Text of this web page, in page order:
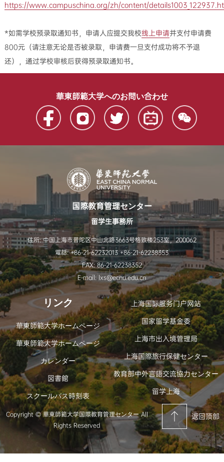
https://www.campuschina.org/zh/content/
*如需学校预录取通知书，申请人应提交我校线上申请并支付申请费
800元（请注意无论是否被录取，申请费一旦支付成功将不予退
还），通过学校审核后获得预录取通知书。
華東師範大学へのお問い合わせ
国際教育管理センター
留学生事務所
住所: 中国上海市普陀区中山北路3663号格致楼253室，200062
電話: +86-21-62232013 +86-21-62238353
FAX: 86-21-62238352
E-mail: lxs@ecnu.edu.cn
リンク
華東師範大学ホームページ
華東師範大学ホームページ
カレンダー
図書館
スクールバス時刻表
上海国际服务门户网站
国家留学基金委
上海市出入境管理局
上海国際旅行保健センター
教育部中外言語交流協力センター
留学上海
Copyright © 華東師範大学国際教育管理センター All
Rights Reserved
返回顶部